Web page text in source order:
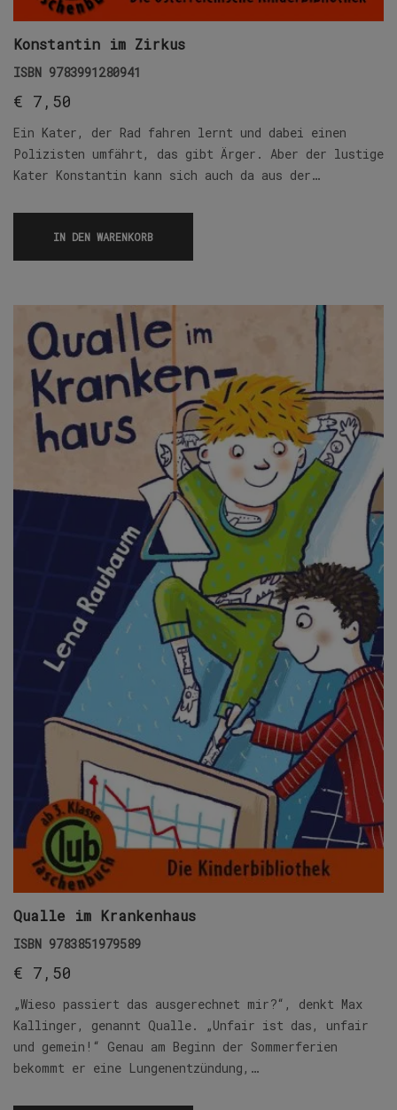
Konstantin im Zirkus
ISBN 9783991280941
€ 7,50
Ein Kater, der Rad fahren lernt und dabei einen
Polizisten umfährt, das gibt Ärger. Aber der lustige
Kater Konstantin kann sich auch da aus der…
IN DEN WARENKORB
Qualle im Krankenhaus
ISBN 9783851979589
€ 7,50
„Wieso passiert das ausgerechnet mir?“, denkt Max
Kallinger, genannt Qualle. „Unfair ist das, unfair
und gemein!“ Genau am Beginn der Sommerferien
bekommt er eine Lungenentzündung,…